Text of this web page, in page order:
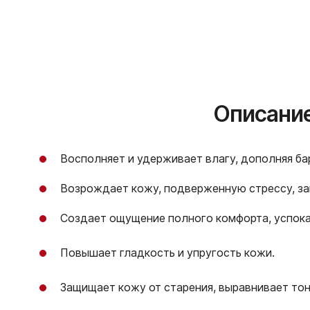
Описание и
Восполняет и удерживает влагу, дополняя
Возрождает кожу, подверженную стрессу,
Создает ощущение полного комфорта,
Повышает гладкость и упругость кожи.
Защищает кожу от старения, выравнивает